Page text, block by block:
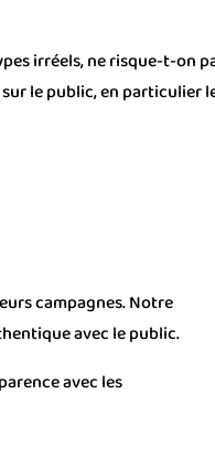
irréels, ne risque-t-on
le public, en particulier
campagnes. Notre
avec le public.
avec les